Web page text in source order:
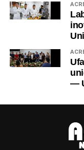
A votação dessas
de líderes feita na
também pela
institutos federais
cidade de
.
O primeiro
presidida Motta,
—